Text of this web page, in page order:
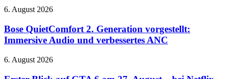
Spiele
RTX
5080-
Gaming
der
Bose
2.
Generation
vorgestellt:
Audio
6. August 2026
Bose QuietComfort 2. Generation vorgestellt:
Immersive Audio und verbessertes ANC
Erster
auf
6. August 2026